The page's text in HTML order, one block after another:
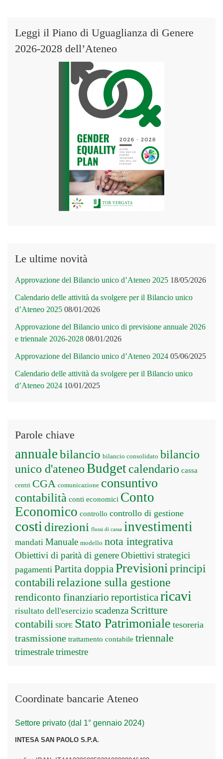
Leggi il Piano di Uguaglianza di Genere
2026-2028 dell’Ateneo
Le ultime novità
Approvazione del Bilancio unico d’Ateneo 2025 18/05/2026
Calendario delle attività da svolgere per il Bilancio unico
d’Ateneo 2025 08/01/2026
Approvazione del Bilancio unico di previsione annuale 2026
e triennale 2026-2028 08/01/2026
Approvazione del Bilancio unico d’Ateneo 2024 05/06/2025
Calendario delle attività da svolgere per il Bilancio unico
d’Ateneo 2024 10/01/2025
Parole chiave
annualebilancio bilancio consolidato bilancio
unico d'ateneoBudgetcalendario cassa
centri CGA comunicazione consuntivo
contabilità conti economici Conto
Economico controllo controllo di gestione
costi direzioni flussi di cassa investimenti
mandati Manuale modello nota integrativa
Obiettivi di parità di genereObiettivi strategici
pagamenti Partita doppiaPrevisioniprincipi
contabilirelazione sulla gestione
rendiconto finanziario reportisticaricavi
risultato dell'esercizio scadenza Scritture
contabili SIOPE Stato Patrimoniale tesoreria
trasmissione trattamento contabile triennale
trimestraletrimestre
Coordinate bancarie Ateneo
Settore privato (dal 1° gennaio 2024)
INTESA SAN PAOLO S.P.A.